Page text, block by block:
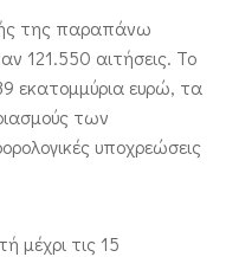
της παραπάνω
121.550 αιτήσεις. Το
εκατομμύρια ευρώ, τα
των
υποχρεώσεις
μέχρι τις 15